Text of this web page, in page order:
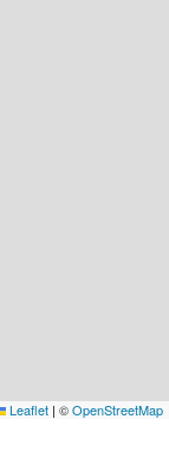
Leaflet | ©OpenStreetMap